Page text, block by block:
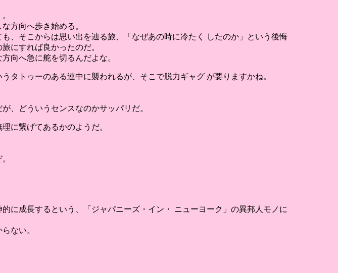
方向へ歩き始める。
、そこからは思い出を辿る旅、「なぜあの時に冷たく したのか」という後悔
にすれば良かったのだ。
向へ急に舵を切るんだよな。
タトゥーのある連中に襲われるが、そこで脱力ギャグ が要りますかね。
、どういうセンスなのかサッパリだ。
に繋げてあるかのようだ。
に成長するという、「ジャパニーズ・イン・ ニューヨーク」の異邦人モノに
ない。